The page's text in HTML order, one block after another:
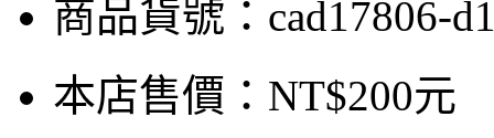
商品貨號：cad17806-
本店售價： NT$200元